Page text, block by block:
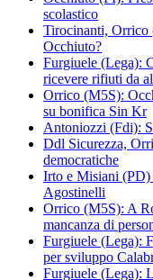
scolastico
Tirocinanti, Orrico
Occhiuto?
Furgiuele (Lega):
ricevere rifiuti da
Orrico (M5S):
su bonifica Sin Kr
Antoniozzi (Fdi):
Ddl Sicurezza,
democratiche
Irto e Misiani (PD)
Agostinelli
Orrico (M5S): A
mancanza di
Furgiuele (Lega):
per sviluppo
Furgiuele (Lega):